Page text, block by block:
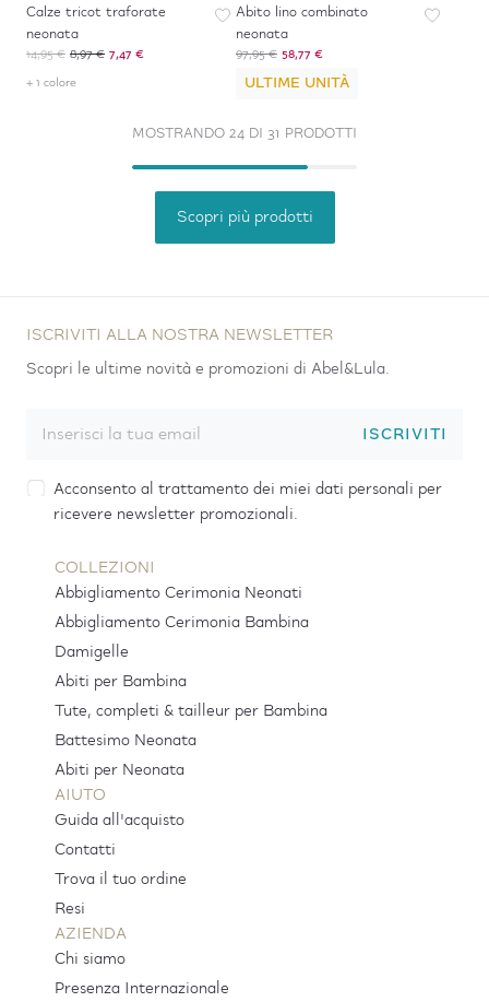
Calze tricot traforate
neonata
14,95 € 8,97 € 7,47 €
+ 1 colore
Abito lino combinato
neonata
97,95 € 58,77 €
ULTIME UNITÀ
MOSTRANDO 24 DI 31 PRODOTTI
Scopri più prodotti
ISCRIVITI ALLA NOSTRA NEWSLETTER
Scopri le ultime novità e promozioni di Abel&Lula.
ISCRIVITI
Acconsento al trattamento dei miei dati personali per
ricevere newsletter promozionali.
COLLEZIONI
Abbigliamento Cerimonia Neonati
Abbigliamento Cerimonia Bambina
Damigelle
Abiti per Bambina
Tute, completi & tailleur per Bambina
Battesimo Neonata
Abiti per Neonata
AIUTO
Guida all'acquisto
Contatti
Trova il tuo ordine
Resi
AZIENDA
Chi siamo
Presenza Internazionale